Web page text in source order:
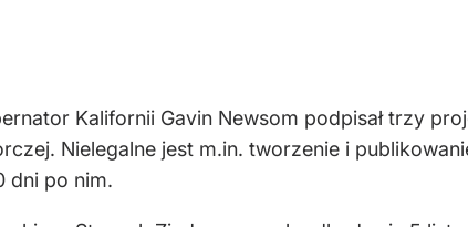
Kalifornii Gavin Newsom podpisał trzy
Nielegalne jest m.in. tworzenie i
dni po nim.